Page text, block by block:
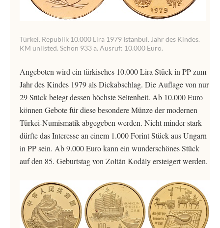
Türkei. Republik 10.000 Lira 1979 Istanbul. Jahr des Kindes.
KM unlisted. Schön 933 a. Ausruf: 10.000 Euro.
Angeboten wird ein türkisches 10.000 Lira Stück in PP zum
Jahr des Kindes 1979 als Dickabschlag. Die Auflage von nur
29 Stück belegt dessen höchste Seltenheit. Ab 10.000 Euro
können Gebote für diese besondere Münze der modernen
Türkei-Numismatik abgegeben werden. Nicht minder stark
dürfte das Interesse an einem 1.000 Forint Stück aus Ungarn
in PP sein. Ab 9.000 Euro kann ein wunderschönes Stück
auf den 85. Geburtstag von Zoltán Kodály ersteigert werden.